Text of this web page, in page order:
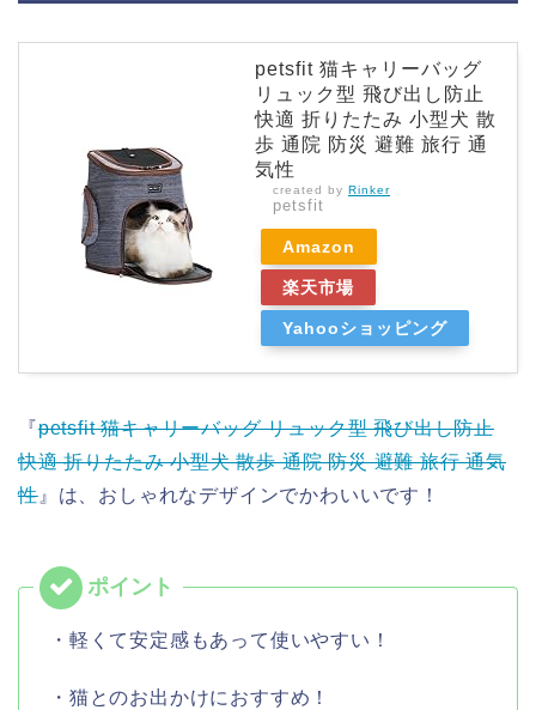
petsfit 猫キャリーバッグ
リュック型 飛び出し防止
快適 折りたたみ 小型犬 散
歩 通院 防災 避難 旅行 通
気性
created by Rinker
petsfit
Amazon
楽天市場
Yahooショッピング
『petsfit 猫キャリーバッグ リュック型 飛び出し防止
快適 折りたたみ 小型犬 散歩 通院 防災 避難 旅行 通気
性』は、おしゃれなデザインでかわいいです！
・軽くて安定感もあって使いやすい！
・猫とのお出かけにおすすめ！